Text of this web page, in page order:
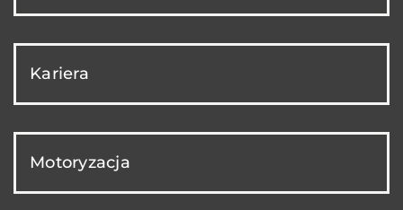
Kariera
Motoryzacja